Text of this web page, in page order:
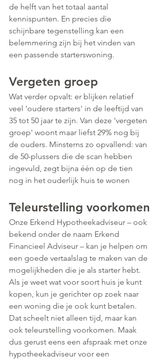
de helft van het totaal aantal
kennispunten. En precies die
schijnbare tegenstelling kan een
belemmering zijn bij het vinden van
een passende starterswoning.
Vergeten groep
Wat verder opvalt: er blijken relatief
veel 'oudere starters' in de leeftijd van
35 tot 50 jaar te zijn. Van deze 'vergeten
groep' woont maar liefst 29% nog bij
de ouders. Minsterns zo opvallend: van
de 50-plussers die de scan hebben
ingevuld, zegt bijna één op de tien
nog in het ouderlijk huis te wonen
Teleurstelling voorkomen
Onze Erkend Hypotheekadviseur – ook
bekend onder de naam Erkend
Financieel Adviseur – kan je helpen om
een goede vertaalslag te maken van de
mogelijkheden die je als starter hebt.
Als je weet wat voor soort huis je kunt
kopen, kun je gerichter op zoek naar
een woning die je ook kunt betalen.
Dat scheelt niet alleen tijd, maar kan
ook teleurstelling voorkomen. Maak
dus gerust eens een afspraak met onze
hypotheekadviseur voor een